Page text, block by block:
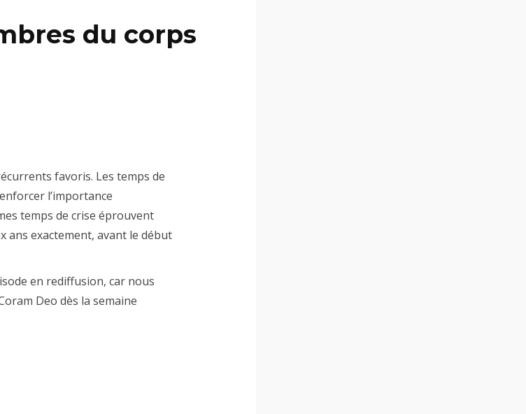
du corps
favoris. Les temps de
l’importance
temps de crise éprouvent
ans exactement, avant le début
en rediffusion, car nous
Deo dès la semaine